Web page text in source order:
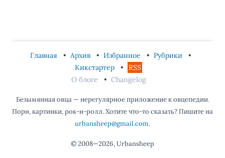
Главная Архив Избранное
Рубрики
Кикстартер
RSS
О блоге
Changelog
Безымянная овца — нерегулярное приложение к овцепедии.
Порн, картинки, рок-н-ролл. Хотите что-то сказать? Пишите на
urbansheep@gmail.com.
© 2008—2026, Urbansheep